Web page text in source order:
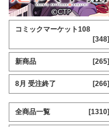
コミックマーケット108
[348]
新商品 [265]
8月 受注終了 [266]
全商品一覧 [1310]